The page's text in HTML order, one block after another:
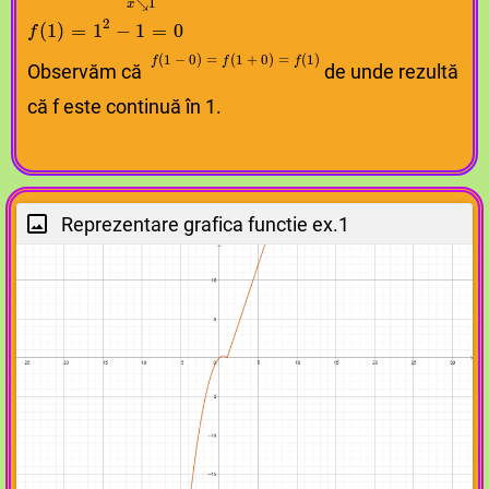
x
f⁡(1) =1 2− 1= 0
f⁡(1) =1 2− 1= 0
f(1) = 12 − 1 = 0
Observăm că
f⁡(1 −0)= f⁡( 1+0 )=f ⁡(1 )
f⁡(1 −0)= f⁡( 1+0 )=f ⁡(1 )
f(1 − 0 ) = f (1 +0 ) =f(1 ) de unde rezultă
că f este continuă în 1.
Reprezentare grafica functie ex.1